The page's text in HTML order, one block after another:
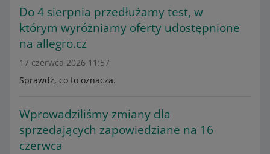
Do 4 sierpnia przedłużamy test, w
którym wyróżniamy oferty udostępnione
na allegro.cz
17 czerwca 2026 11:57
Sprawdź, co to oznacza.
Wprowadziliśmy zmiany dla
sprzedających zapowiedziane na 16
czerwca